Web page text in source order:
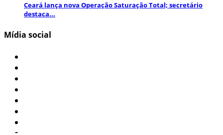
Ceará lança nova Operação Saturação Total; secretário
destaca...
Mídia social